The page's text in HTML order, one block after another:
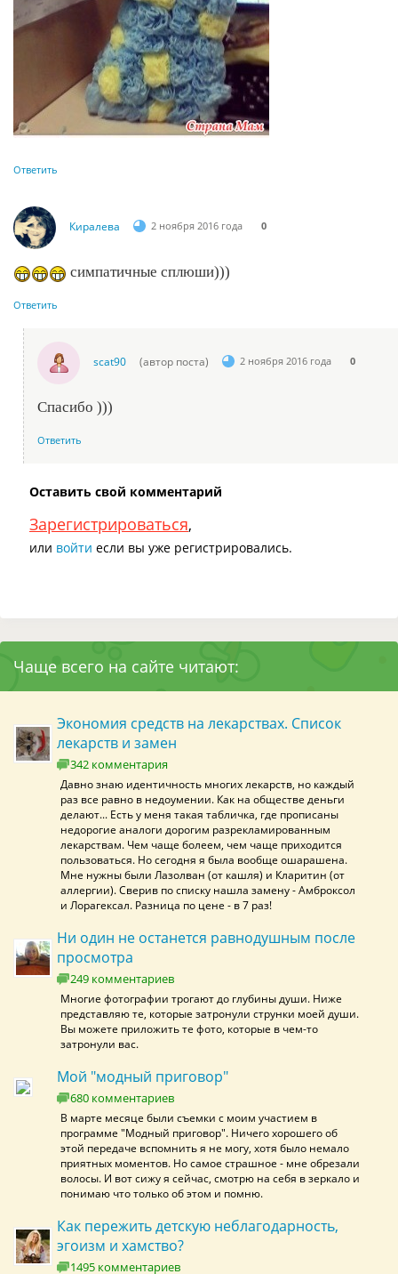
Ответить
Киралева 2 ноября 2016 года 0
симпатичные сплюши)))
Ответить
scat90 (автор поста) 2 ноября 2016 года 0
Спасибо )))
Ответить
Оставить свой комментарий
Зарегистрироваться,
или войти если вы уже регистрировались.
Чаще всего на сайте читают:
Экономия средств на лекарствах. Список
лекарств и замен
342 комментария
Давно знаю идентичность многих лекарств, но каждый
раз все равно в недоумении. Как на обществе деньги
делают... Есть у меня такая табличка, где прописаны
недорогие аналоги дорогим разрекламированным
лекарствам. Чем чаще болеем, чем чаще приходится
пользоваться. Но сегодня я была вообще ошарашена.
Мне нужны были Лазолван (от кашля) и Кларитин (от
аллергии). Сверив по списку нашла замену - Амброксол
и Лорагексал. Разница по цене - в 7 раз!
Ни один не останется равнодушным после
просмотра
249 комментариев
Многие фотографии трогают до глубины души. Ниже
представляю те, которые затронули струнки моей души.
Вы можете приложить те фото, которые в чем-то
затронули вас.
Мой "модный приговор"
680 комментариев
В марте месяце были съемки с моим участием в
программе "Модный приговор". Ничего хорошего об
этой передаче вспомнить я не могу, хотя было немало
приятных моментов. Но самое страшное - мне обрезали
волосы. И вот сижу я сейчас, смотрю на себя в зеркало и
понимаю что только об этом и помню.
Как пережить детскую неблагодарность,
эгоизм и хамство?
1495 комментариев